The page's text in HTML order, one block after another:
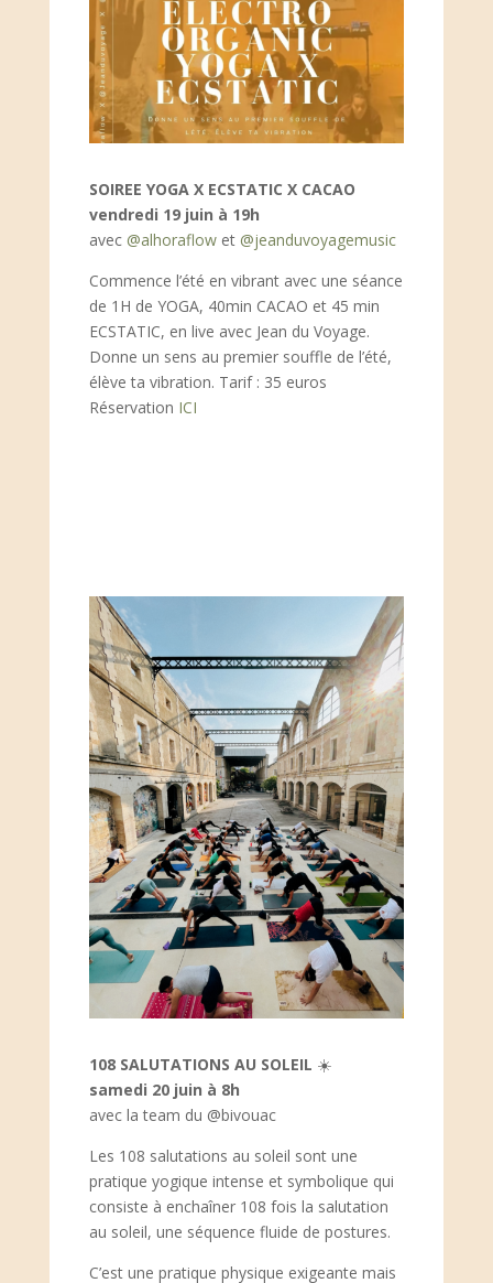
SOIREE YOGA X ECSTATIC X CACAO
vendredi 19 juin à 19h
avec @alhoraflowet @jeanduvoyagemusic
Commence l’été en vibrant avec une séance
de 1H de YOGA, 40min CACAO et 45 min
ECSTATIC, en live avec Jean du Voyage.
Donne un sens au premier souffle de l’été,
élève ta vibration. Tarif : 35 euros
Réservation ICI
108 SALUTATIONS AU SOLEIL ☀️
samedi 20 juin à 8h
avec la team du @bivouac
Les 108 salutations au soleil sont une
pratique yogique intense et symbolique qui
consiste à enchaîner 108 fois la salutation
au soleil, une séquence fluide de postures.
C’est une pratique physique exigeante mais